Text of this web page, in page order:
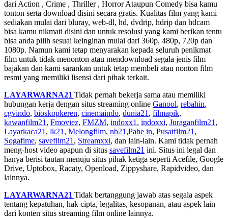
dari Action , Crime , Thriller , Horror Ataupun Comedy bisa kamu
tonton serta download disini secara gratis. Kualitas film yang kami
sediakan mulai dari bluray, web-dl, hd, dvdrip, hdrip dan hdcam
bisa kamu nikmati disini dan untuk resolusi yang kami berikan tentu
bisa anda pilih sesuai keinginan mulai dari 360p, 480p, 720p dan
1080p. Namun kami tetap menyarakan kepada seluruh penikmat
film untuk tidak menonton atau mendownload segala jenis film
bajakan dan kami sarankan untuk tetap membeli atau nonton film
resmi yang memiliki lisensi dari pihak terkait.
LAYARWARNA21 Tidak pernah bekerja sama atau memiliki
hubungan kerja dengan situs streaming online Ganool, rebahin,
cgvindo, bioskopkeren, cinemaindo, dunia21 , filmapik,
kawanfilm21 , Fmoviez, FMZM, indoxx1 , indoxxi, Juraganfilm21 ,
Layarkaca21 , lk21 , Melongfilm, nb21 ,Pahe in, Pusatfilm21 ,
Sogafime, savefilm21 , Streamxxi, dan lain-lain. Kami tidak pernah
meng-host video apapun di situs savefilm21 ini. Situs ini legal dan
hanya berisi tautan menuju situs pihak ketiga seperti Acefile, Google
Drive, Uptobox, Racaty, Openload, Zippyshare, Rapidvideo, dan
lainnya.
LAYARWARNA21 Tidak bertanggung jawab atas segala aspek
tentang kepatuhan, hak cipta, legalitas, kesopanan, atau aspek lain
dari konten situs streaming film online lainnya.